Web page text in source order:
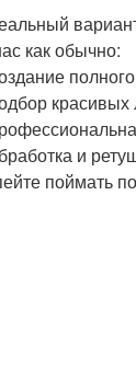
как обычно:
красивых
и
поймать